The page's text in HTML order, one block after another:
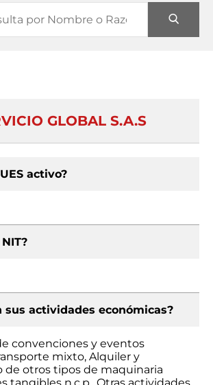
GLOBAL S.A.S
activo?
sus actividades económicas?
convenciones y eventos
mixto, Alquiler y
de otros tipos de maquinaria